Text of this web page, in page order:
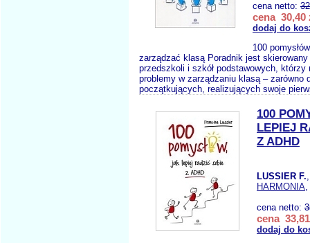
cena netto:
cena 30,40
dodaj do
100
zarządzać klasą Poradnik jest
przedszkoli i szkół podstawowych, którzy
problemy w zarządzaniu klasą – zarówno
początkujących, realizujących swoje
100
LEPIEJ
Z ADHD
LUSSIER F.
HARMONIA,
cena netto:
cena 33,81
dodaj do